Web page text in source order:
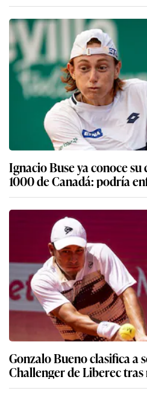
Ignacio Buse ya conoce
1000 de Canadá: podría
Gonzalo Bueno clasifica a
Challenger de Liberec